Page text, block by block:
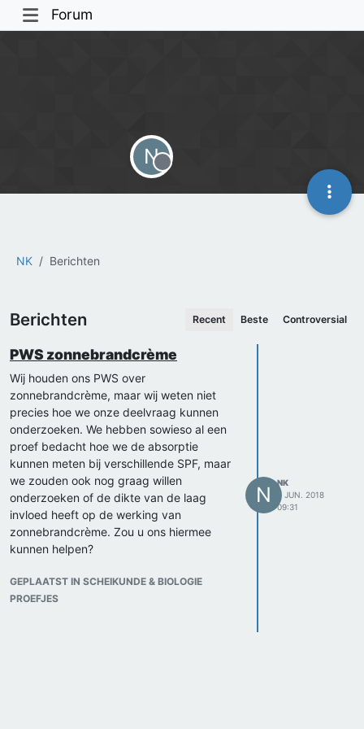
Forum
NK Berichten
N
Offline
Berichten Recent Beste Controversial
PWS zonnebrandcrème
Wij houden ons PWS over
zonnebrandcrème, maar wij weten niet
precies hoe we onze deelvraag kunnen
onderzoeken. We hebben sowieso al een
proef bedacht hoe we de absorptie
kunnen meten bij verschillende SPF, maar
we zouden ook nog graag willen
onderzoeken of de dikte van de laag
invloed heeft op de werking van
zonnebrandcrème. Zou u ons hiermee
kunnen helpen?
GEPLAATST IN SCHEIKUNDE & BIOLOGIE
PROEFJES
N
NK
7 JUN. 2018
09:31